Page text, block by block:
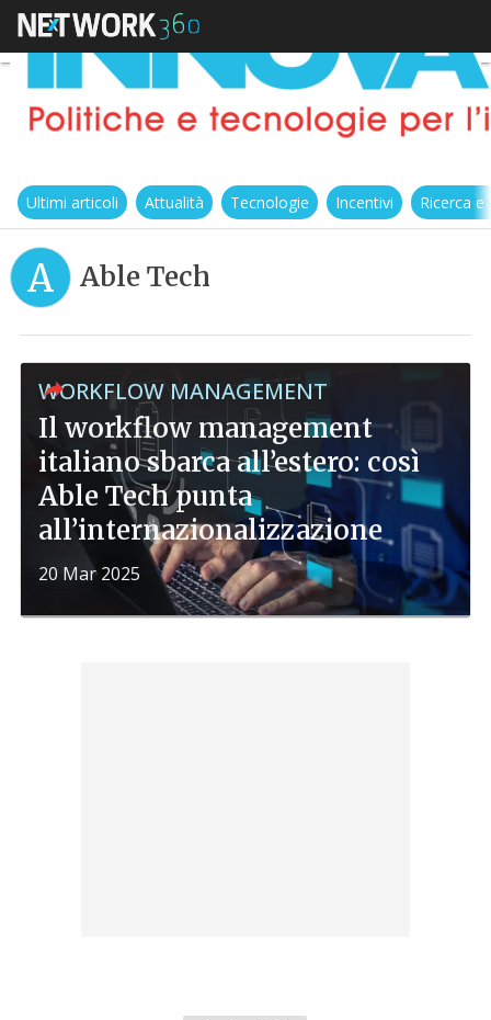
Ultimi articoli Attualità Tecnologie Incentivi Ricerca
A Able Tech
WORKFLOW MANAGEMENT
Il workflow management
italiano sbarca all’estero: così
Able Tech punta
all’internazionalizzazione
20 Mar 2025